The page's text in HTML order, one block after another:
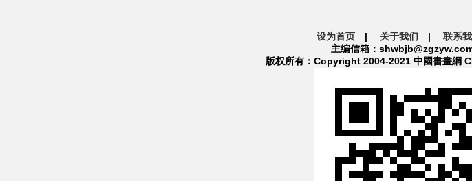
设为首页 | 关于我们 | 联系
主编信箱：
版权所有：Copyright 2004-2021 中國書畫網